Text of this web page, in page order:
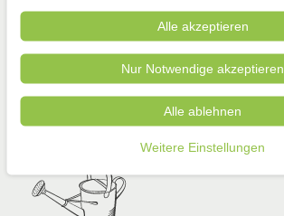
Alle akzeptieren
Nur Notwendige akzeptieren
Alle ablehnen
Weitere Einstellungen